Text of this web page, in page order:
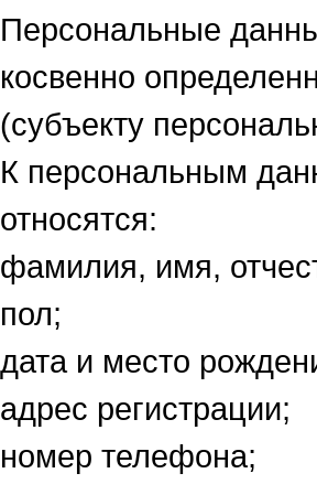
Персональные
косвенно
(субъекту
К персональным
относятся:
фамилия, имя,
пол;
дата и место
адрес регистрации;
номер телефона;